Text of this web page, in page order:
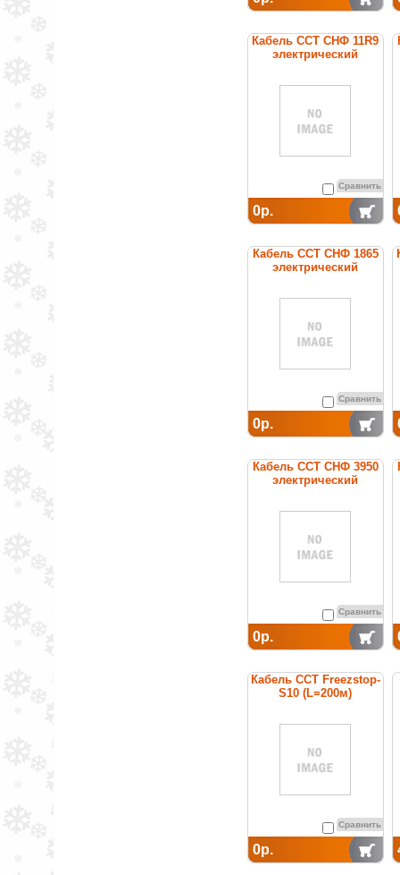
Кабель ССТ СНФ 11R9
электрический
Сравнить
0р.
Кабель ССТ СНФ 1865
электрический
Сравнить
0р.
Кабель ССТ СНФ 3950
электрический
Сравнить
0р.
Кабель ССТ Freezstop-
S10 (L=200м)
Сравнить
0р.